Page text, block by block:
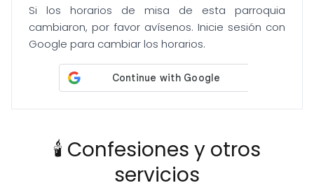
Si los horarios de misa de esta parroquia
cambiaron, por favor avísenos. Inicie sesión con
Google para cambiar los horarios.
🕯️ Confesiones y otros
servicios